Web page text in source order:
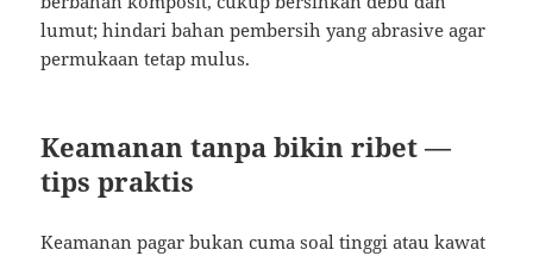
lumut; hindari bahan pembersih yang abrasive agar
permukaan tetap mulus.
Keamanan tanpa bikin ribet —
tips praktis
Keamanan pagar bukan cuma soal tinggi atau kawat